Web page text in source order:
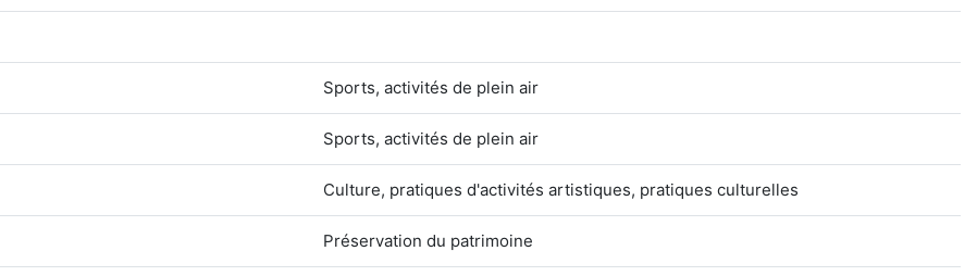
Sports, activités de plein air
Sports, activités de plein air
Culture, pratiques d'activités artistiques, pratiques culturelles
Préservation du patrimoine